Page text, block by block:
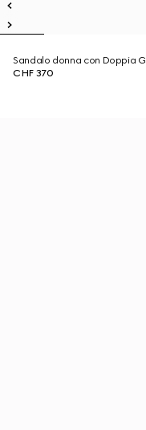
Sandalo donna con Doppia G
CHF 370